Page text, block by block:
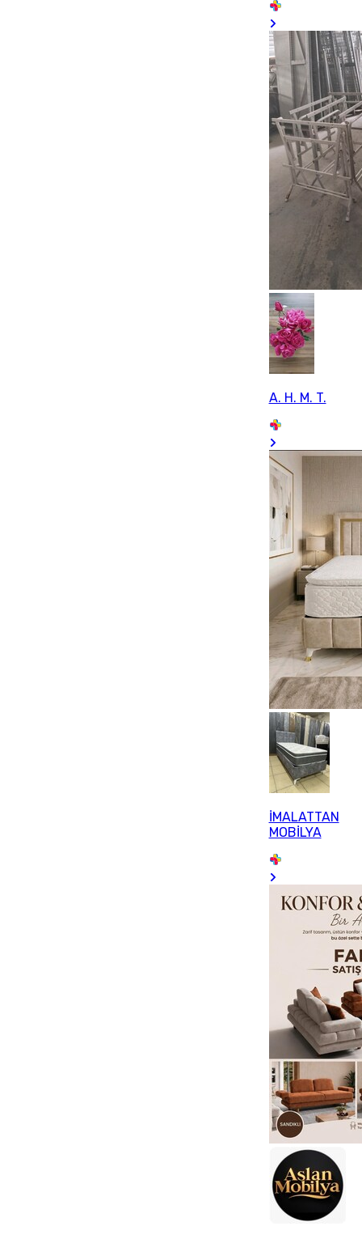
A. H. M. T.
İMALATTAN
MOBİLYA